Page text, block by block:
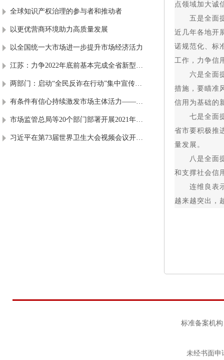
全球知识产权治理的参与者和推动者
以更优营商环境助力高质量发展
以全国统一大市场进一步提升市场经济活力
江苏：力争2022年底前基本完成全省新型农业经营主体信用建档评级全覆盖
两部门：启动“全民反诈在行动”集中宣传月活动
有条件有信心持续激发市场主体活力——访市场监管总局党组成员、副局长蒲淳
市场监管总局等20个部门部署开展2021年全国“质量月”活动
习近平在第73届世界卫生大会视频会议开幕式上致辞
点领域加大诚
五是全面提
近几年各地开
诺规范化、标
工作，力争信
六是全面提
措施，要瞄准
信用为基础的
七是全面提
省市要积极推
量发展。
八是全面提
和支撑社会信
连维良表示
越来越突出，
标准备案机
未经书面申